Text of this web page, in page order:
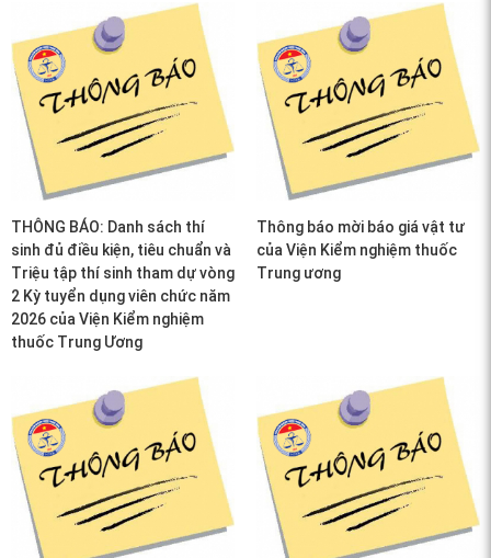
THÔNG BÁO: Danh sách thí
sinh đủ điều kiện, tiêu chuẩn và
Triệu tập thí sinh tham dự vòng
2 Kỳ tuyển dụng viên chức năm
2026 của Viện Kiểm nghiệm
thuốc Trung Ương
Thông báo mời báo giá vật tư
của Viện Kiểm nghiệm thuốc
Trung ương